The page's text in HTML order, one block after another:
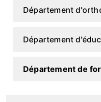
Département
Département de